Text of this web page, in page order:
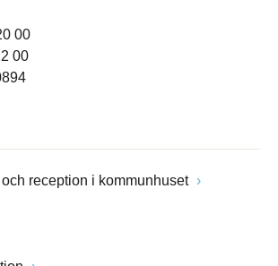
00
00
reception i kommunhuset